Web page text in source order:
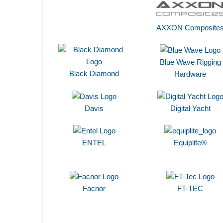
AXXON
Black Diamond
Blue Wave Rigging
Hardware
Davis Digital Yacht
ENTEL Equiplite®
Facnor FT-TEC